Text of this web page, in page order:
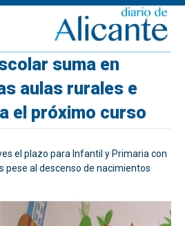
suma en
aulas rurales e
el próximo curso
el plazo para Infantil y Primaria con
pese al descenso de nacimientos